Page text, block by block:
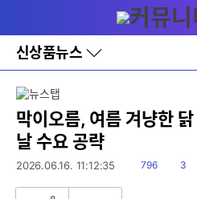
와
홈
신상품뉴스
바
로
레
이
어
창
토
막이오름, 여름 겨냥한
날 수요 공략
2026.06.16. 11:12:35
읽
796
댓
3